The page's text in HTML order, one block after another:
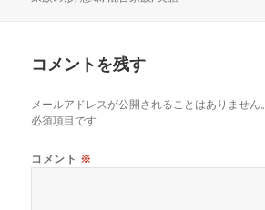
コメントを残す
メールアドレスが公開されることはありません。
必須項目です
コメント ※